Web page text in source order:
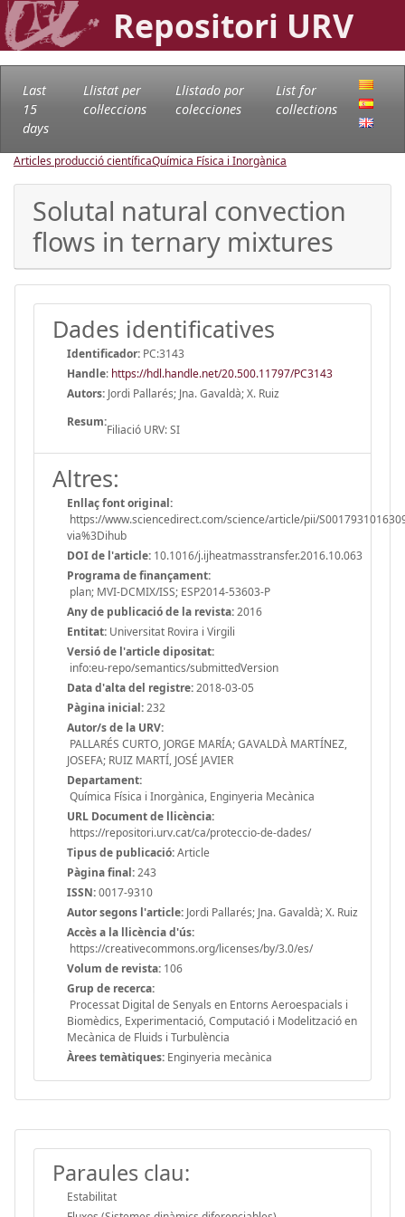
Repositori URV
Last
15
days
Llistat per
col·leccions
Llistado por
colecciones
List for
collections
Articles producció científicaQuímica Física i Inorgànica
Solutal natural convection
flows in ternary mixtures
Dades identificatives
Identificador: PC:3143
Handle: https://hdl.handle.net/20.500.11797/PC3143
Autors: Jordi Pallarés; Jna. Gavaldà; X. Ruiz
Resum:
Filiació URV: SI
Altres:
Enllaç font original:
https://www.sciencedirect.com/science/article/pii/
via%3Dihub
DOI de l'article: 10.1016/j.ijheatmasstransfer.2016.10.063
Programa de finançament:
plan; MVI-DCMIX/ISS; ESP2014-53603-P
Any de publicació de la revista:2016
Entitat: Universitat Rovira i Virgili
Versió de l'article dipositat:
info:eu-repo/semantics/submittedVersion
Data d'alta del registre:2018-03-05
Pàgina inicial:232
Autor/s de la URV:
PALLARÉS CURTO, JORGE MARÍA; GAVALDÀ MARTÍNEZ,
JOSEFA; RUIZ MARTÍ, JOSÉ JAVIER
Departament:
Química Física i Inorgànica, Enginyeria Mecànica
URL Document de llicència:
https://repositori.urv.cat/ca/proteccio-de-dades/
Tipus de publicació:Article
Pàgina final:243
ISSN:0017-9310
Autor segons l'article: Jordi Pallarés; Jna. Gavaldà; X. Ruiz
Accès a la llicència d'ús:
https://creativecommons.org/licenses/by/3.0/es/
Volum de revista: 106
Grup de recerca:
Processat Digital de Senyals en Entorns Aeroespacials i
Biomèdics, Experimentació, Computació i Modelització en
Mecànica de Fluids i Turbulència
Àrees temàtiques: Enginyeria mecànica
Paraules clau:
Estabilitat